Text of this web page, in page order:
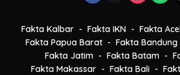
Fakta Kalbar Fakta IKN Fakta
Fakta Papua Barat
Fakta Bandung
Fakta Jatim
Fakta Batam
Fakta Makassar
Fakta Bali